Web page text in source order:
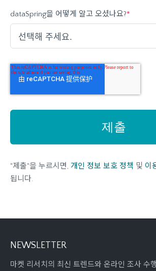
dataSpring을 어떻게 알고 오셨나요?*
"제출"을 누르시면, 개인 정보 보호 정책 및 이
됩니다.
NEWSLETTER
마켓 리서치의 최신 트렌드와 온라인 조사 수